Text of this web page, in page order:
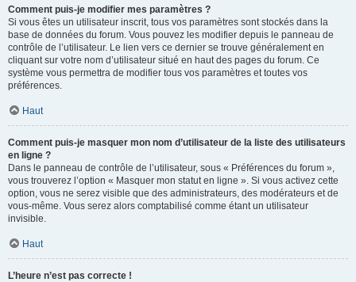
Comment puis-je modifier mes paramètres ?
Si vous êtes un utilisateur inscrit, tous vos paramètres sont stockés dans la
base de données du forum. Vous pouvez les modifier depuis le panneau de
contrôle de l’utilisateur. Le lien vers ce dernier se trouve généralement en
cliquant sur votre nom d’utilisateur situé en haut des pages du forum. Ce
système vous permettra de modifier tous vos paramètres et toutes vos
préférences.
Haut
Comment puis-je masquer mon nom d’utilisateur de la liste des utilisateurs
en ligne ?
Dans le panneau de contrôle de l’utilisateur, sous « Préférences du forum »,
vous trouverez l’option « Masquer mon statut en ligne ». Si vous activez cette
option, vous ne serez visible que des administrateurs, des modérateurs et de
vous-même. Vous serez alors comptabilisé comme étant un utilisateur
invisible.
Haut
L’heure n’est pas correcte !